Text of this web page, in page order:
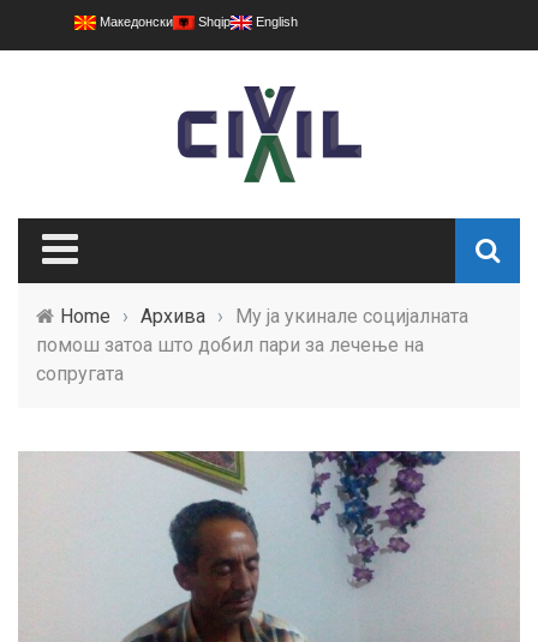
Македонски Shqip English
Home › Архива ›
Му ја укинале социјалната
помош затоа што добил пари за лечење на
сопругата